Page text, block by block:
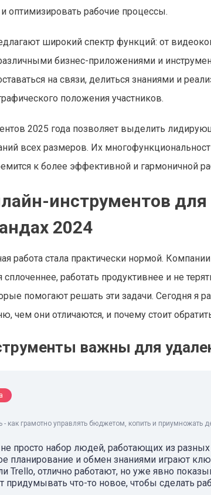
рабочие процессы.
широкий спектр функций: от
бизнес-приложениями и
на связи, делиться знаниями и
положения участников.
2025 года позволяет выделить
всех размеров. Их
к более эффективной и гармоничной
инструментов
2024
работа стала практически нормой.
работать продуктивнее и не
помогают решать эти задачи. Сегодня я
чем они отличаются, и почему стоит
важны для
как грамотно управлять бюджетом, копить и приумножать
просто набор людей, работающих из разных
планирование и обмен знаниями играют
Trello, отлично работают, но уже явно
что-то новое, чтобы сделать